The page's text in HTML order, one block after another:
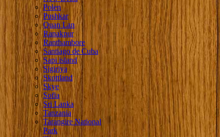
Polen
Pushkar
Quan Lan
Ranakpur
Ranthambore
Santiago de Cuba
Sapi island
Sigiriya
Skottland
Skye
Sofia
Sri Lanka
Tanzania
Tarangire National
Park